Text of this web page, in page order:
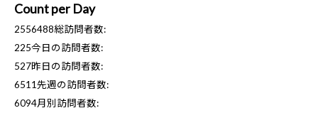
Count per Day
2556488総訪問者数:
225今日の訪問者数:
527昨日の訪問者数:
6511先週の訪問者数:
6094月別訪問者数: